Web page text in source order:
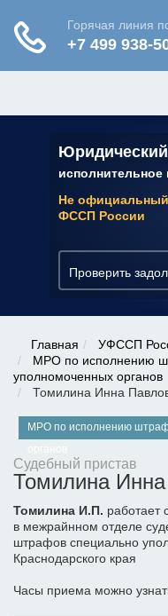
исполнительное
Не
ФССП России
Проверить
✆ 7 (800) 350-
Главная
УФССП
МРО по исполнению
уполномоченных органов
Томилина Инна
МРО по исполнению
Судебный пристав
Томилина
Томилина И.П. работает
в межрайнном отделе
штрафов специально
Краснодарского края
Часы приема можно